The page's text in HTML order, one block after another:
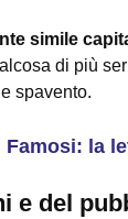
simile
di più
spavento.
Famosi: la
e del